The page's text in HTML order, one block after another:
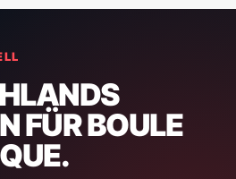
FÜR BOULE